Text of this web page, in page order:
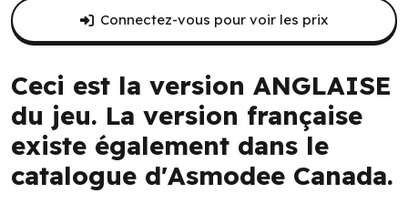
Ceci est la version ANGLAISE
du jeu. La version française
existe également dans le
catalogue d'Asmodee Canada.
Connectez-vous pour voir les prix